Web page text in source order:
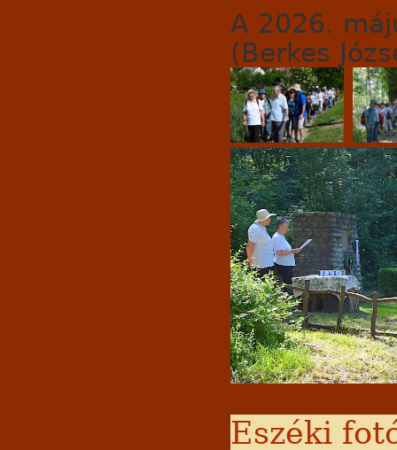
A 2026.
(Berkes
Eszéki